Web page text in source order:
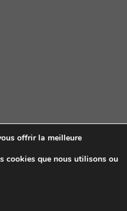
offrir la meilleure
cookies que nous utilisons ou